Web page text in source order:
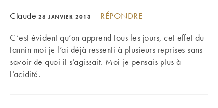
Claude 28 JANVIER 2013
RÉPONDRE
C’est évident qu’on apprend tous les jours, cet effet du
tannin moi je l’ai déjà ressenti à plusieurs reprises sans
savoir de quoi il s’agissait. Moi je pensais plus à
l’acidité.